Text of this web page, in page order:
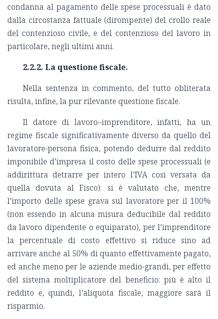
condanna al pagamento delle spese processuali è dato
dalla circostanza fattuale (dirompente) del crollo reale
del contenzioso civile, e del contenzioso del lavoro in
particolare, negli ultimi anni.
2.2.2. La questione fiscale.
Nella sentenza in commento, del tutto obliterata
risulta, infine, la pur rilevante questione fiscale.
Il datore di lavoro–imprenditore, infatti, ha un
regime fiscale significativamente diverso da quello del
lavoratore-persona fisica, potendo dedurre dal reddito
imponibile d’impresa il costo delle spese processuali (e
addirittura detrarre per intero l’IVA così versata da
quella dovuta al Fisco): si è valutato che, mentre
l’importo delle spese grava sul lavoratore per il 100%
(non essendo in alcuna misura deducibile dal reddito
da lavoro dipendente o equiparato), per l’imprenditore
la percentuale di costo effettivo si riduce sino ad
arrivare anche al 50% di quanto effettivamente pagato,
ed anche meno per le aziende medio-grandi, per effetto
del sistema moltiplicatore del beneficio: più è alto il
reddito e, quindi, l’aliquota fiscale, maggiore sarà il
risparmio.